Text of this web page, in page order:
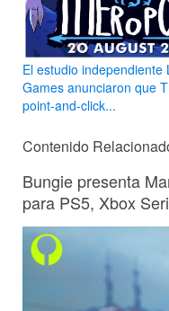
El estudio
Games anunciaron que
point-and-click...
Contenido
Bungie presenta
para PS5, Xbox